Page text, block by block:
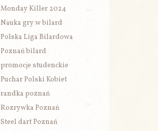
Monday Killer 2024
Nauka gry w bilard
Polska Liga Bilardowa
Poznań bilard
promocje studenckie
Puchar Polski Kobiet
randka poznań
Rozrywka Poznań
Steel dart Poznań